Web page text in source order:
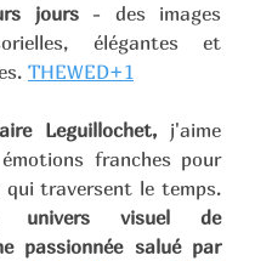
jours - des images
élégantes et
THEWED+1
Leguillochet, j'aime
franches pour
univers visuel de
passionnée salué par